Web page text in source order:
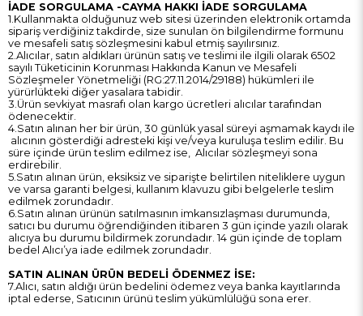
İADE SORGULAMA -CAYMA HAKKI İADE SORGULAMA
1.Kullanmakta olduğunuz web sitesi üzerinden elektronik ortamda
sipariş verdiğiniz takdirde, size sunulan ön bilgilendirme formunu
ve mesafeli satış sözleşmesini kabul etmiş sayılırsınız.
2.Alıcılar, satın aldıkları ürünün satış ve teslimi ile ilgili olarak 6502
sayılı Tüketicinin Korunması Hakkında Kanun ve Mesafeli
Sözleşmeler Yönetmeliği (RG:27.11.2014/29188) hükümleri ile
yürürlükteki diğer yasalara tabidir.
3.Ürün sevkiyat masrafı olan kargo ücretleri alıcılar tarafından
ödenecektir.
4.Satın alınan her bir ürün, 30 günlük yasal süreyi aşmamak kaydı ile
alıcının gösterdiği adresteki kişi ve/veya kuruluşa teslim edilir. Bu
süre içinde ürün teslim edilmez ise, Alıcılar sözleşmeyi sona
erdirebilir.
5.Satın alınan ürün, eksiksiz ve siparişte belirtilen niteliklere uygun
ve varsa garanti belgesi, kullanım klavuzu gibi belgelerle teslim
edilmek zorundadır.
6.Satın alınan ürünün satılmasının imkansızlaşması durumunda,
satıcı bu durumu öğrendiğinden itibaren 3 gün içinde yazılı olarak
alıcıya bu durumu bildirmek zorundadır. 14 gün içinde de toplam
bedel Alıcı’ya iade edilmek zorundadır.
SATIN ALINAN ÜRÜN BEDELİ ÖDENMEZ İSE:
7.Alıcı, satın aldığı ürün bedelini ödemez veya banka kayıtlarında
iptal ederse, Satıcının ürünü teslim yükümlülüğü sona erer.